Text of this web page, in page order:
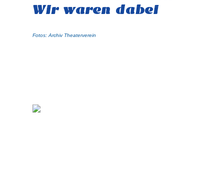
Wir waren dabei
Fotos: Archiv Theaterverein